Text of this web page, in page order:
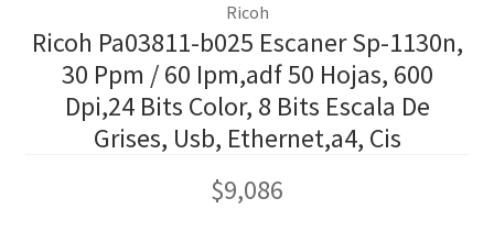
Ricoh
Ricoh Pa03811-b025 Escaner Sp-1130n,
30 Ppm / 60 Ipm,adf 50 Hojas, 600
Dpi,24 Bits Color, 8 Bits Escala De
Grises, Usb, Ethernet,a4, Cis
$9,086